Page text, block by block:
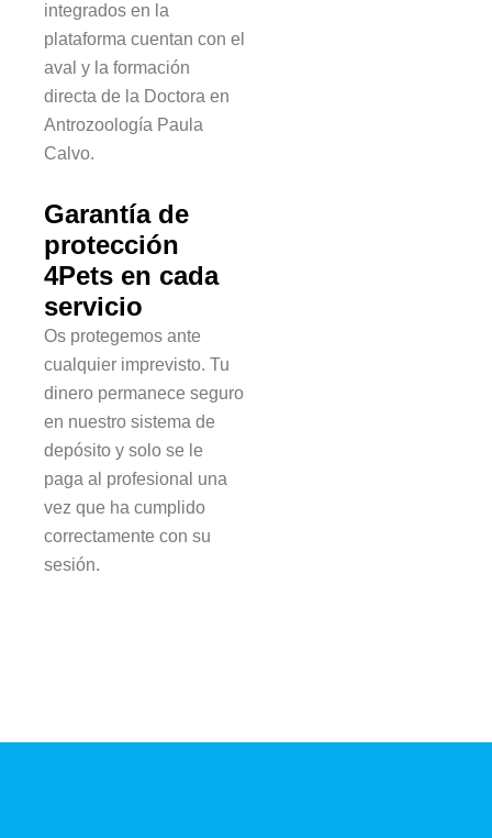
integrados en la
plataforma cuentan con el
aval y la formación
directa de la Doctora en
Antrozoología Paula
Calvo.
Garantía de
protección
4Pets en cada
servicio
Os protegemos ante
cualquier imprevisto. Tu
dinero permanece seguro
en nuestro sistema de
depósito y solo se le
paga al profesional una
vez que ha cumplido
correctamente con su
sesión.